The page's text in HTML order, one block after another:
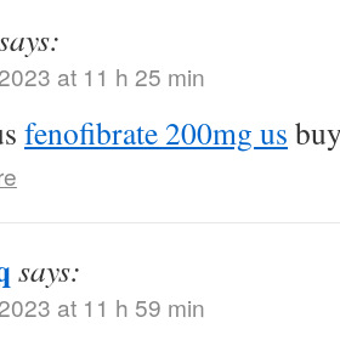
at 11 h 25 min
fenofibrate 200mg us
says:
at 11 h 59 min